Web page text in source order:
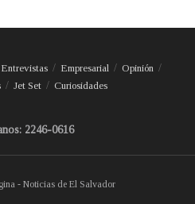
Entrevistas Empresarial
Opinión
Jet Set Curiosidades
2246-0616
- Noticias de El Salvador